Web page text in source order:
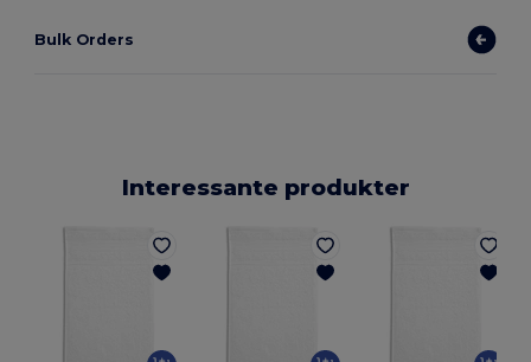
Bulk Orders
Interessante produkter